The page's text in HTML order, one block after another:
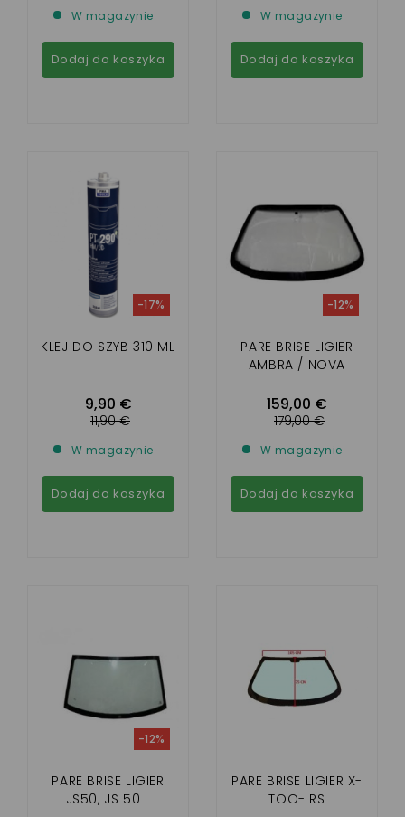
W magazynie
Dodaj do koszyka
W magazynie
Dodaj do koszyka
KLEJ DO SZYB 310 ML
9,90 €
-17%
11,90 €
W magazynie
Dodaj do koszyka
PARE BRISE LIGIER
AMBRA / NOVA
159,00 €
-12%
179,00 €
W magazynie
Dodaj do koszyka
PARE BRISE LIGIER
JS50, JS 50 L
-12%
PARE BRISE LIGIER X-
TOO- RS